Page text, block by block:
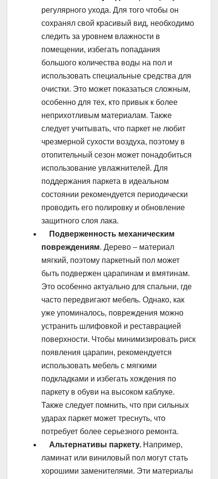
регулярного ухода. Для того чтобы он
сохранял свой красивый вид, необходимо
следить за уровнем влажности в
помещении, избегать попадания
большого количества воды на пол и
использовать специальные средства для
очистки. Это может показаться сложным,
особенно для тех, кто привык к более
неприхотливым материалам. Также
следует учитывать, что паркет не любит
чрезмерной сухости воздуха, поэтому в
отопительный сезон может понадобиться
использование увлажнителей. Для
поддержания паркета в идеальном
состоянии рекомендуется периодически
проводить его полировку и обновление
защитного слоя лака.
Подверженность механическим
повреждениям. Дерево – материал
мягкий, поэтому паркетный пол может
быть подвержен царапинам и вмятинам.
Это особенно актуально для спальни, где
часто передвигают мебель. Однако, как
уже упоминалось, повреждения можно
устранить шлифовкой и реставрацией
поверхности. Чтобы минимизировать риск
появления царапин, рекомендуется
использовать мебель с мягкими
подкладками и избегать хождения по
паркету в обуви на высоком каблуке.
Также следует помнить, что при сильных
ударах паркет может треснуть, что
потребует более серьезного ремонта.
Альтернативы паркету. Например,
ламинат или виниловый пол могут стать
хорошими заменителями. Эти материалы